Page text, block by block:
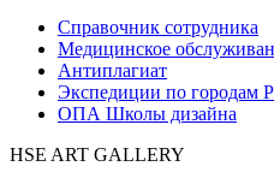
Справочник сотрудника
Медицинское
Антиплагиат
Экспедиции по городам
ОПА Школы дизайна
HSE ART GALLERY